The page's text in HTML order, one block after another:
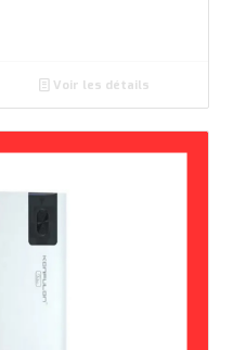
Voir les détails